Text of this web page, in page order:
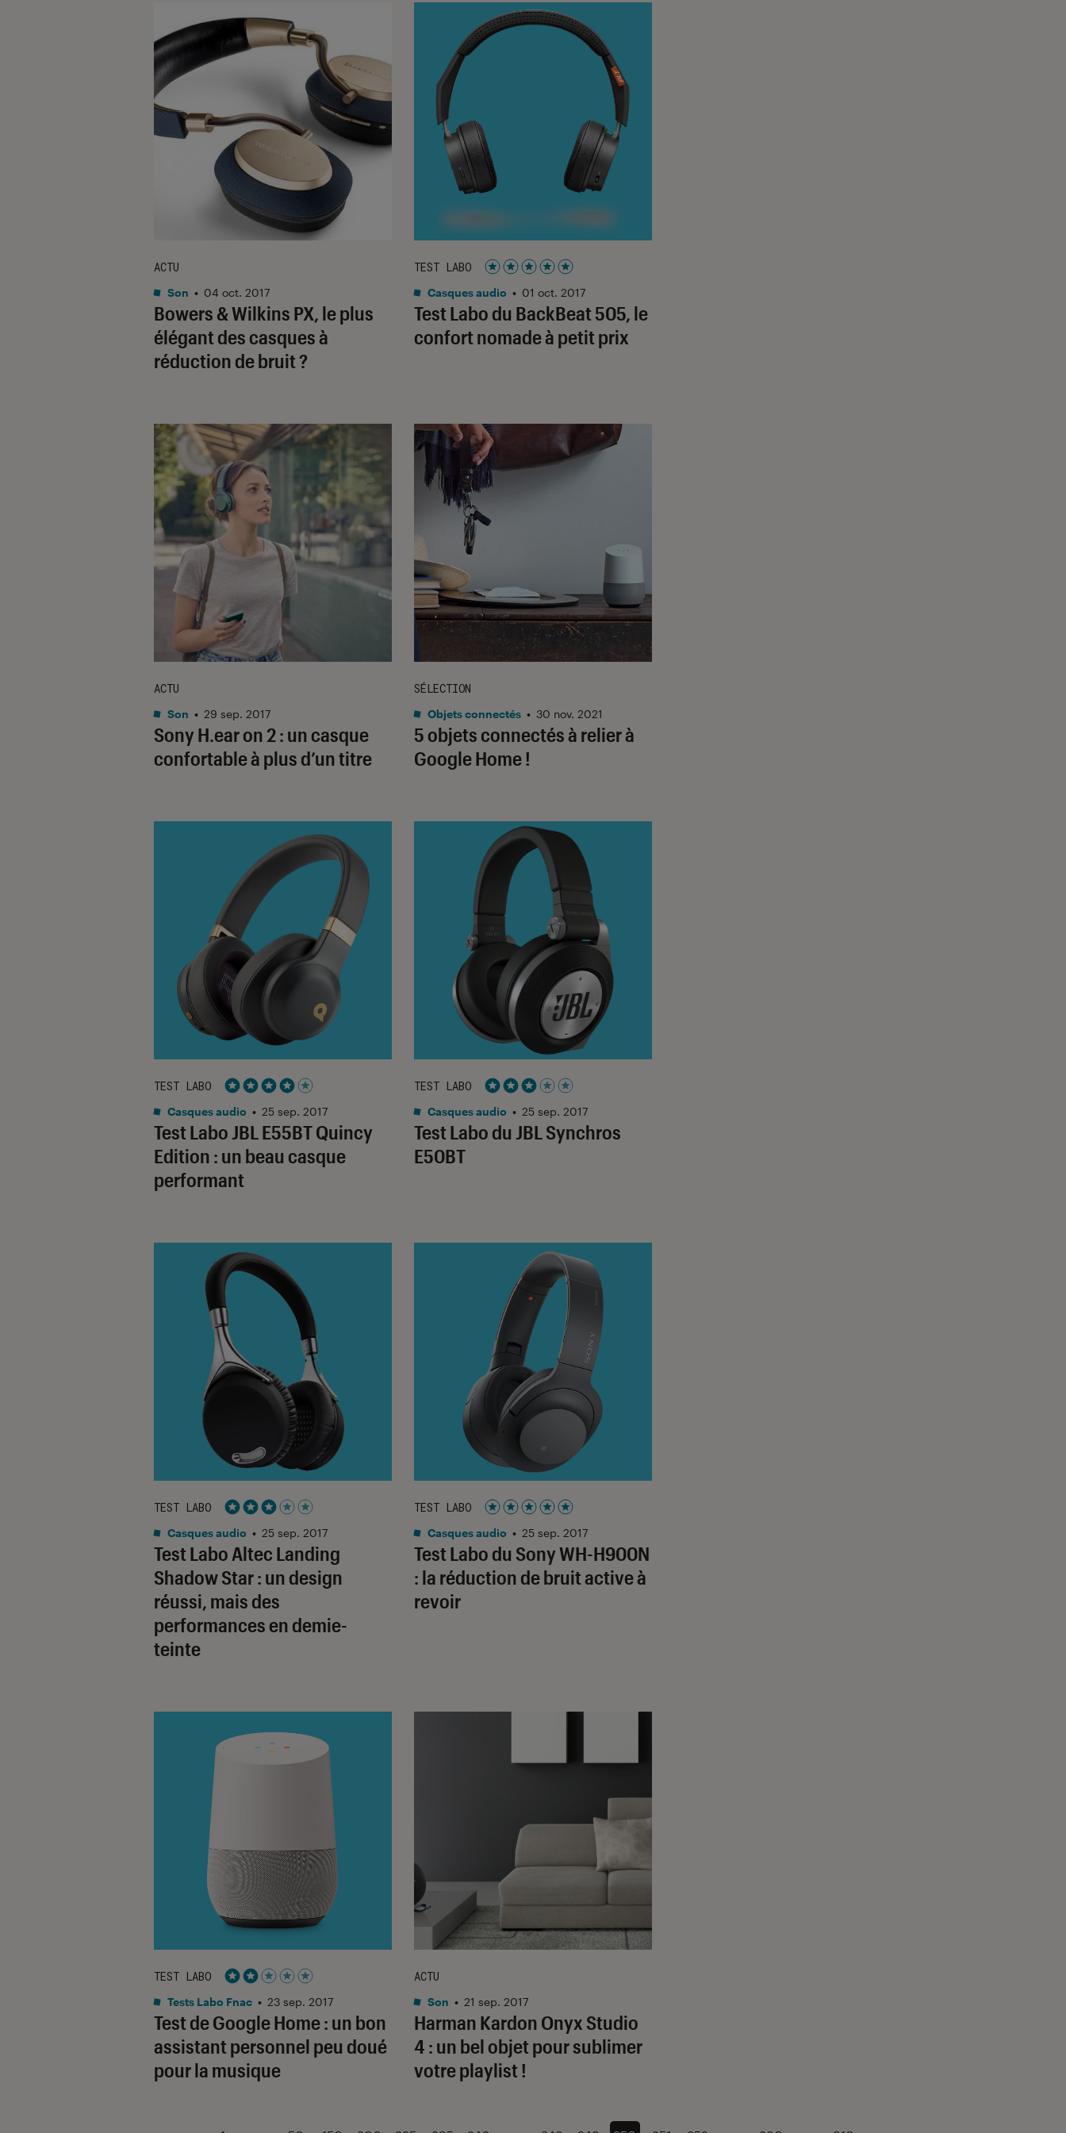
Bowers & Wilkins PX, le plus
élégant des casques à
réduction de bruit ?
ACTU
Son • 04 oct. 2017
Test Labo du BackBeat 505, le
confort nomade à petit prix
TEST LABO
Noté 5 étoiles sur 5
Casques audio • 01 oct. 2017
Sony H.ear on 2 : un casque
confortable à plus d’un titre
ACTU
Son • 29 sep. 2017
5 objets connectés à relier à
Google Home !
SÉLECTION
Objets connectés • 30 nov. 2021
Test Labo JBL E55BT Quincy
Edition : un beau casque
performant
TEST LABO
Noté 4 étoiles sur 5
Casques audio • 25 sep. 2017
Test Labo du JBL Synchros
E50BT
TEST LABO
Noté 3 étoiles sur 5
Casques audio • 25 sep. 2017
Test Labo Altec Landing
Shadow Star : un design
réussi, mais des
performances en demie-
teinte
TEST LABO
Noté 3 étoiles sur 5
Casques audio • 25 sep. 2017
Test Labo du Sony WH-H900N
: la réduction de bruit active à
revoir
TEST LABO
Noté 5 étoiles sur 5
Casques audio • 25 sep. 2017
Test de Google Home : un bon
assistant personnel peu doué
pour la musique
TEST LABO
Noté 2 étoiles sur 5
Tests Labo Fnac • 23 sep. 2017
Harman Kardon Onyx Studio
4 : un bel objet pour sublimer
votre playlist !
ACTU
Son • 21 sep. 2017